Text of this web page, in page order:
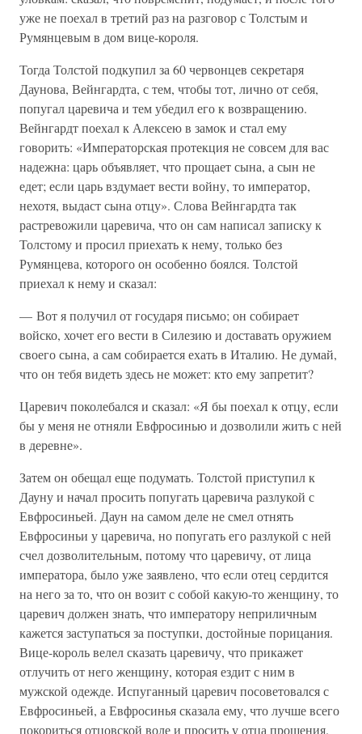
уже не поехал в третий раз на разговор с Толстым и
Румянцевым в дом вице-короля.
Тогда Толстой подкупил за 60 червонцев секретаря
Даунова, Вейнгардта, с тем, чтобы тот, лично от себя,
попугал царевича и тем убедил его к возвращению.
Вейнгардт поехал к Алексею в замок и стал ему
говорить: «Императорская протекция не совсем для вас
надежна: царь объявляет, что прощает сына, а сын не
едет; если царь вздумает вести войну, то император,
нехотя, выдаст сына отцу». Слова Вейнгардта так
растревожили царевича, что он сам написал записку к
Толстому и просил приехать к нему, только без
Румянцева, которого он особенно боялся. Толстой
приехал к нему и сказал:
— Вот я получил от государя письмо; он собирает
войско, хочет его вести в Силезию и доставать оружием
своего сына, а сам собирается ехать в Италию. Не думай,
что он тебя видеть здесь не может: кто ему запретит?
Царевич поколебался и сказал: «Я бы поехал к отцу, если
бы у меня не отняли Евфросинью и дозволили жить с ней
в деревне».
Затем он обещал еще подумать. Толстой приступил к
Дауну и начал просить попугать царевича разлукой с
Евфросиньей. Даун на самом деле не смел отнять
Евфросиньи у царевича, но попугать его разлукой с ней
счел дозволительным, потому что царевичу, от лица
императора, было уже заявлено, что если отец сердится
на него за то, что он возит с собой какую-то женщину, то
царевич должен знать, что императору неприличным
кажется заступаться за поступки, достойные порицания.
Вице-король велел сказать царевичу, что прикажет
отлучить от него женщину, которая ездит с ним в
мужской одежде. Испуганный царевич посоветовался с
Евфросиньей, а Евфросинья сказала ему, что лучше всего
покориться отцовской воле и просить у отца прощения.